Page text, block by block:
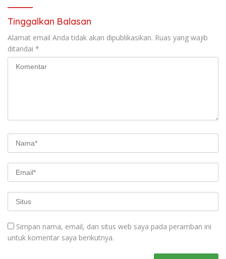
Tinggalkan Balasan
Alamat email Anda tidak akan dipublikasikan. Ruas yang wajib
ditandai *
Simpan nama, email, dan situs web saya pada peramban ini
untuk komentar saya berikutnya.